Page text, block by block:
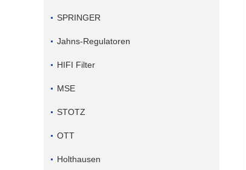
SPRINGER
Jahns-Regulatoren
HIFI Filter
MSE
STOTZ
OTT
Holthausen